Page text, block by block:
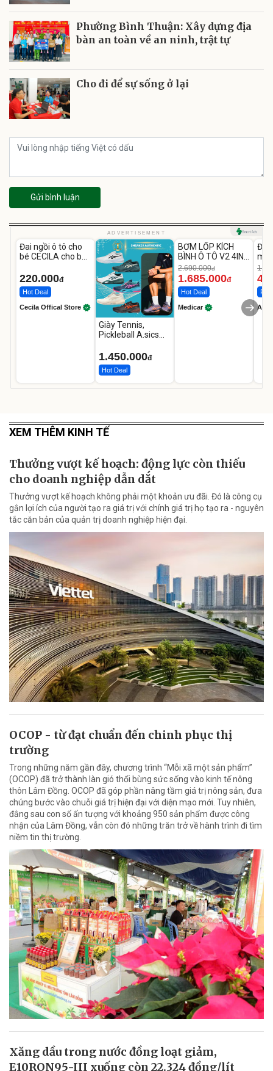
Phường Bình Thuận: Xây dựng địa
bàn an toàn về an ninh, trật tự
Cho đi để sự sống ở lại
Gửi bình luận
ADVERTISEMENT
Đai ngồi ô tô cho
bé CECILA cho bé
220.000đ
Hot Deal
Cecila Offical Store
Giày Tennis,
Pickleball A.sics
Các Phối Màu
1.450.000đ
Hot Deal
-37%
BƠM LỐP KÍCH
BÌNH Ô TÔ V2 4IN1
Medicar
12.000mAh
2.690.000đ
1.685.000đ
Hot Deal
Medicar A
XEM THÊM KINH TẾ
Thưởng vượt kế hoạch: động lực còn thiếu
cho doanh nghiệp dẫn dắt
Thưởng vượt kế hoạch không phải một khoản ưu đãi. Đó là công cụ
gắn lợi ích của người tạo ra giá trị với chính giá trị họ tạo ra - nguyên
tắc căn bản của quản trị doanh nghiệp hiện đại.
OCOP - từ đạt chuẩn đến chinh phục thị
trường
Trong những năm gần đây, chương trình “Mỗi xã một sản phẩm”
(OCOP) đã trở thành làn gió thổi bùng sức sống vào kinh tế nông
thôn Lâm Đồng. OCOP đã góp phần nâng tầm giá trị nông sản, đưa
chúng bước vào chuỗi giá trị hiện đại với diện mạo mới. Tuy nhiên,
đằng sau con số ấn tượng với khoảng 950 sản phẩm được công
nhận của Lâm Đồng, vẫn còn đó những trăn trở về hành trình đi tìm
niềm tin thị trường.
Xăng dầu trong nước đồng loạt giảm,
E10RON95-III xuống còn 22.324 đồng/lít